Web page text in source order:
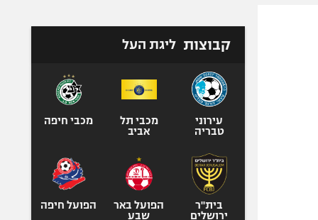
טניס
כדורעף
ספורט אולימפי
קבוצות ליגת העל
עירוני
טבריה
מכבי תל
אביב
מכבי חיפה
בית"ר
ירושלים
הפועל באר
שבע
הפועל חיפה